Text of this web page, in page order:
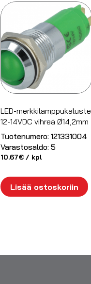
LED-merkkilamppukaluste
12-14VDC vihreä Ø14,2mm
Tuotenumero: 121331004
Varastosaldo: 5
10.67€ / kpl
Lisää ostoskoriin